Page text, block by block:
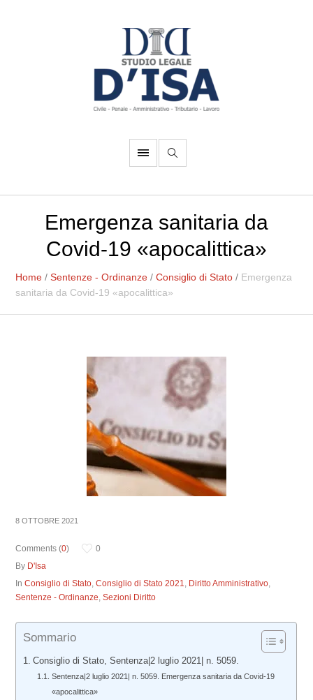
Emergenza sanitaria da
Covid-19 «apocalittica»
Home /Sentenze - Ordinanze /Consiglio di Stato / Emergenza
sanitaria da Covid-19 «apocalittica»
8 OTTOBRE 2021
Comments (0)
0
By D'Isa
InConsiglio di Stato,Consiglio di Stato 2021, Diritto Amministrativo,
Sentenze - Ordinanze,Sezioni Diritto
Sommario
Consiglio di Stato, Sentenza|2 luglio 2021| n. 5059.
Sentenza|2 luglio 2021| n. 5059. Emergenza sanitaria da Covid-19
«apocalittica»